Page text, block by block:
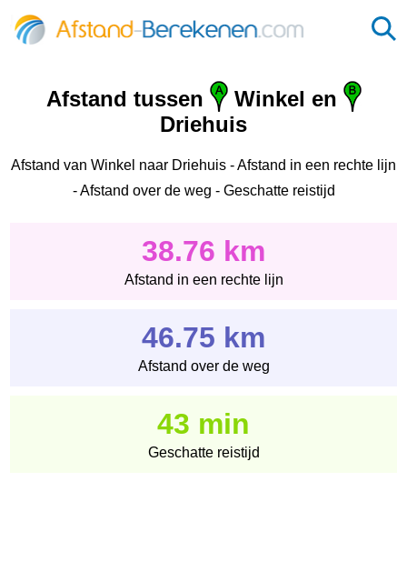
Afstand tussen
Winkel en
Driehuis
Afstand van Winkel naar Driehuis - Afstand in een rechte lijn
- Afstand over de weg - Geschatte reistijd
38.76 km
Afstand in een rechte lijn
46.75 km
Afstand over de weg
43 min
Geschatte reistijd